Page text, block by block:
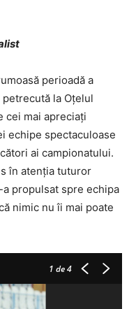
perioadă a
la Oțelul
cei mai apreciați
echipe spectaculoase
ai campionatului.
în atenția tuturor
propulsat spre echipa
nimic nu îi mai poate
1 de 4